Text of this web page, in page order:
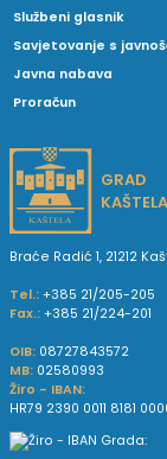
Službeni glasnik
Savjetovanje s
Javna nabava
Proračun
GRAD
KAŠTELA
Braće Radić 1, 21212
Tel.: +385 21/205-205
Fax.: +385 21/224-201
OIB: 08727843572
MB: 02580993
Žiro - IBAN:
HR79 2390 0011 8181